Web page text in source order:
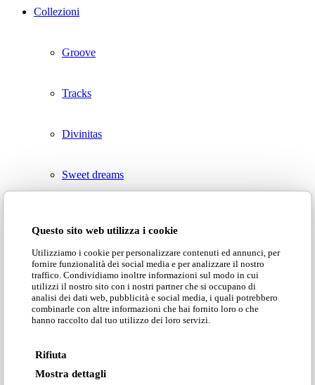
Questo sito web utilizza i cookie
Utilizziamo i cookie per personalizzare contenuti ed annunci, per
fornire funzionalità dei social media e per analizzare il nostro
traffico. Condividiamo inoltre informazioni sul modo in cui
utilizzi il nostro sito con i nostri partner che si occupano di
analisi dei dati web, pubblicità e social media, i quali potrebbero
combinarle con altre informazioni che hai fornito loro o che
hanno raccolto dal tuo utilizzo dei loro servizi.
Rifiuta
Mostra dettagli
Collezioni
Groove
Tracks
Divinitas
Sweet dreams
Lab1
Lab2
Stili
Vai alla ricerca avanzata›
GLENN
LESLIE